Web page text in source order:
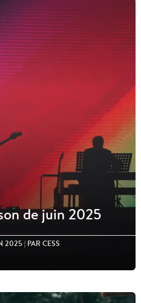
de juin 2025
2025| PAR CESS